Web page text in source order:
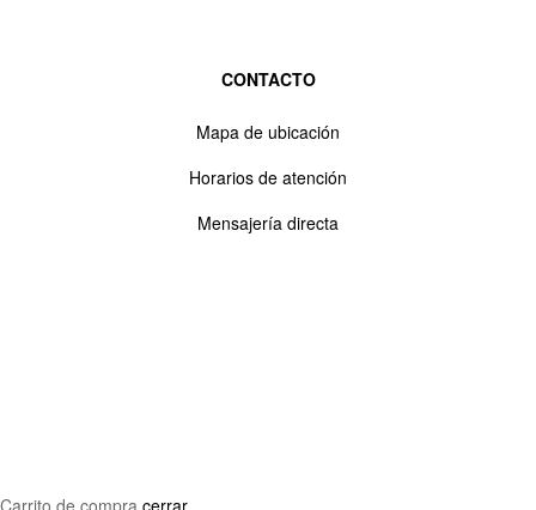
CONTACTO
Mapa de ubicación
Horarios de atención
Mensajería directa